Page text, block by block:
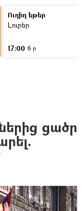
Ուղիղ եթեր
Լուրեր
17:00 6 ր
ցածր